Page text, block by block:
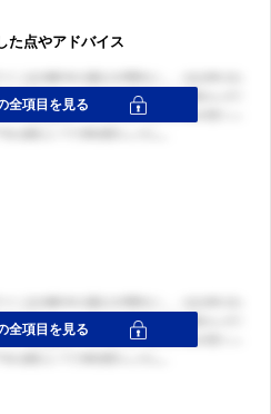
た点やアドバイス